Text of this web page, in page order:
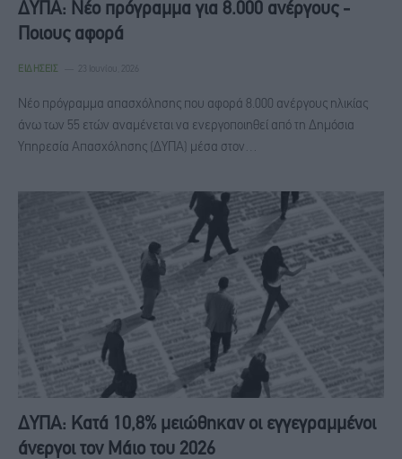
ΔΥΠΑ: Νέο πρόγραμμα για 8.000 ανέργους -
Ποιους αφορά
ΕΙΔΉΣΕΙΣ 23 Ιουνίου, 2026
Νέο πρόγραμμα απασχόλησης που αφορά 8.000 ανέργους ηλικίας
άνω των 55 ετών αναμένεται να ενεργοποιηθεί από τη Δημόσια
Υπηρεσία Απασχόλησης (ΔΥΠΑ) μέσα στον…
ΔΥΠΑ: Κατά 10,8% μειώθηκαν οι εγγεγραμμένοι
άνεργοι τον Μάιο του 2026